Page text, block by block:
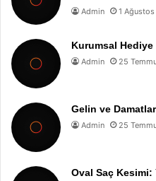
Admin 1
Kurumsal Hediye
Admin 25
Gelin ve
Admin 25
Oval Saç